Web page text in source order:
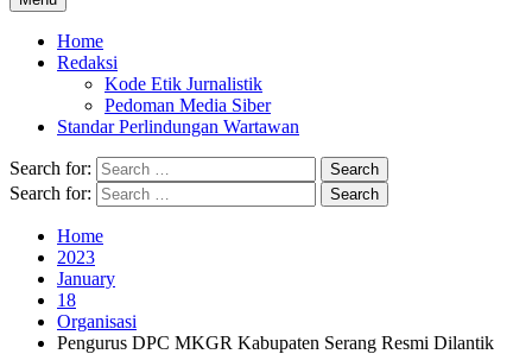
Home
Redaksi
Kode Etik Jurnalistik
Pedoman Media Siber
Standar Perlindungan Wartawan
Search for:
Search for:
Home
2023
January
18
Organisasi
Pengurus DPC MKGR Kabupaten Serang Resmi Dilantik